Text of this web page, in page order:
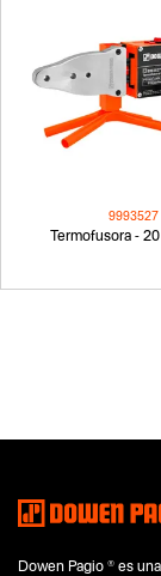
Termofusora -
9993527
Dowen Pagio ® es